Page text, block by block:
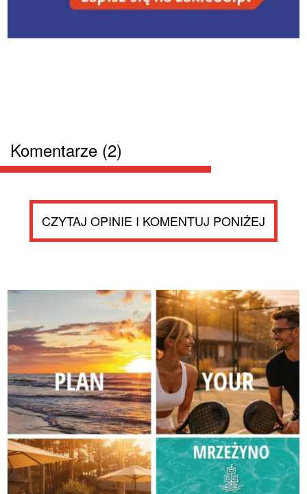
Komentarze (2)
CZYTAJ OPINIE I KOMENTUJ PONIŻEJ